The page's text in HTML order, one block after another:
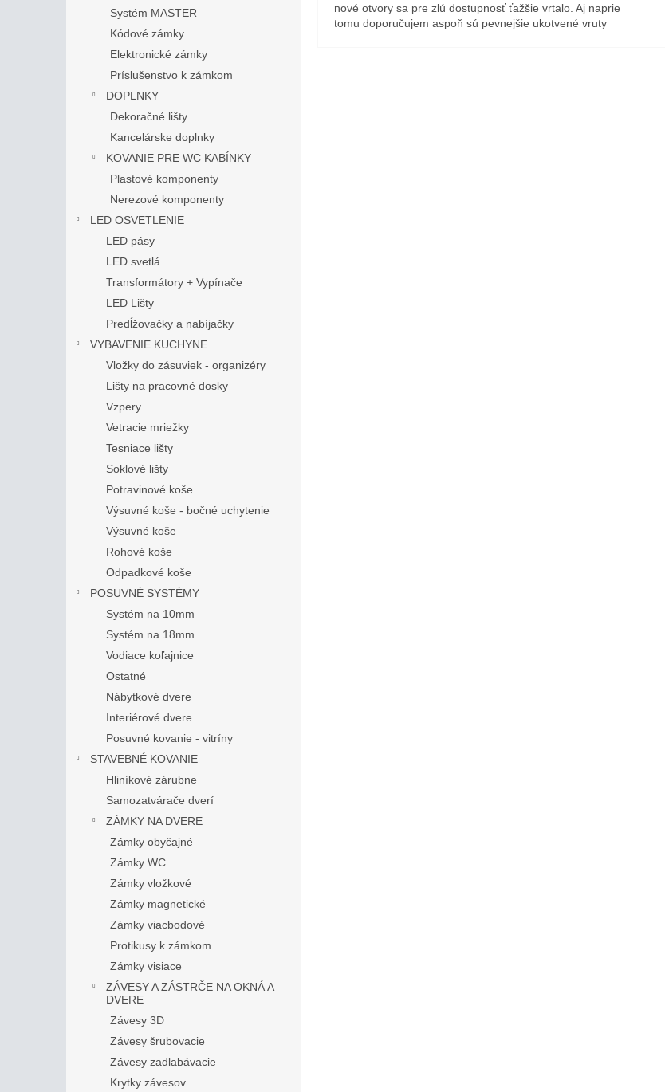
Systém MASTER
Kódové zámky
Elektronické zámky
Príslušenstvo k zámkom
DOPLNKY
Dekoračné lišty
Kancelárske doplnky
KOVANIE PRE WC KABÍNKY
Plastové komponenty
Nerezové komponenty
LED OSVETLENIE
LED pásy
LED svetlá
Transformátory + Vypínače
LED Lišty
Predĺžovačky a nabíjačky
VYBAVENIE KUCHYNE
Vložky do zásuviek - organizéry
Lišty na pracovné dosky
Vzpery
Vetracie mriežky
Tesniace lišty
Soklové lišty
Potravinové koše
Výsuvné koše - bočné uchytenie
Výsuvné koše
Rohové koše
Odpadkové koše
POSUVNÉ SYSTÉMY
Systém na 10mm
Systém na 18mm
Vodiace koľajnice
Ostatné
Nábytkové dvere
Interiérové dvere
Posuvné kovanie - vitríny
STAVEBNÉ KOVANIE
Hliníkové zárubne
Samozatvárače dverí
ZÁMKY NA DVERE
Zámky obyčajné
Zámky WC
Zámky vložkové
Zámky magnetické
Zámky viacbodové
Protikusy k zámkom
Zámky visiace
ZÁVESY A ZÁSTRČE NA OKNÁ A
DVERE
Závesy 3D
Závesy šrubovacie
Závesy zadlabávacie
Krytky závesov
nové otvory sa pre zlú dostupnosť ťažšie vrtalo. Aj naprie
tomu doporučujem aspoň sú pevnejšie ukotvené vruty